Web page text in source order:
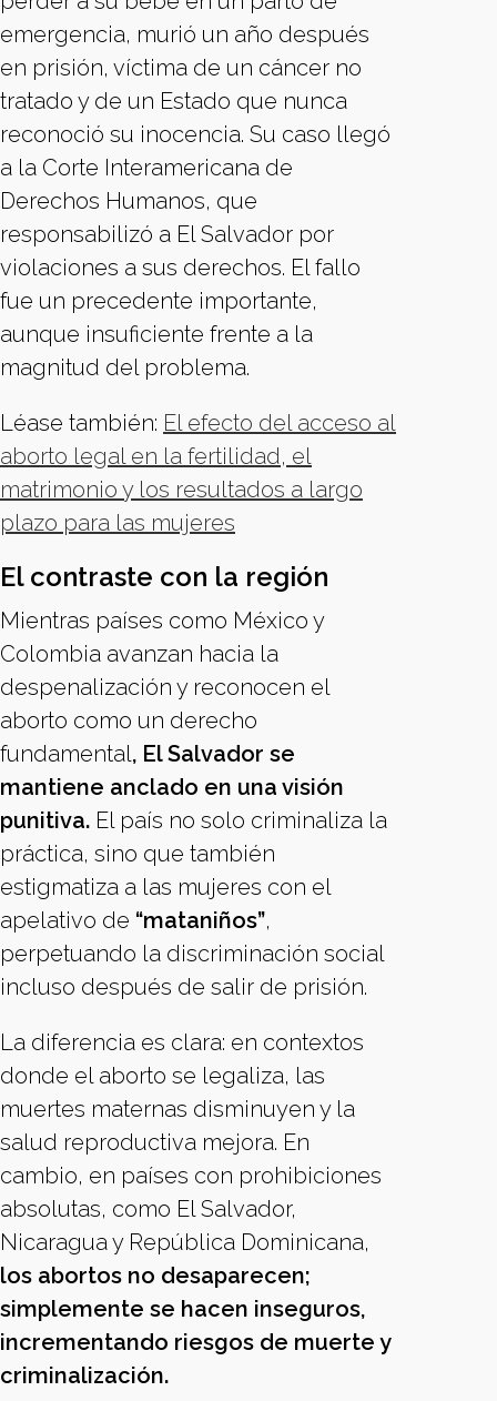
emergencia, murió un año después
en prisión, víctima de un cáncer no
tratado y de un Estado que nunca
reconoció su inocencia. Su caso llegó
a la Corte Interamericana de
Derechos Humanos, que
responsabilizó a El Salvador por
violaciones a sus derechos. El fallo
fue un precedente importante,
aunque insuficiente frente a la
magnitud del problema.
Léase también: El efecto del acceso al
aborto legal en la fertilidad, el
matrimonio y los resultados a largo
plazo para las mujeres
El contraste con la región
Mientras países como México y
Colombia avanzan hacia la
despenalización y reconocen el
aborto como un derecho
fundamental, El Salvador se
mantiene anclado en una visión
punitiva. El país no solo criminaliza la
práctica, sino que también
estigmatiza a las mujeres con el
apelativo de “mataniños”,
perpetuando la discriminación social
incluso después de salir de prisión.
La diferencia es clara: en contextos
donde el aborto se legaliza, las
muertes maternas disminuyen y la
salud reproductiva mejora. En
cambio, en países con prohibiciones
absolutas, como El Salvador,
Nicaragua y República Dominicana,
los abortos no desaparecen;
simplemente se hacen inseguros,
incrementando riesgos de muerte y
criminalización.